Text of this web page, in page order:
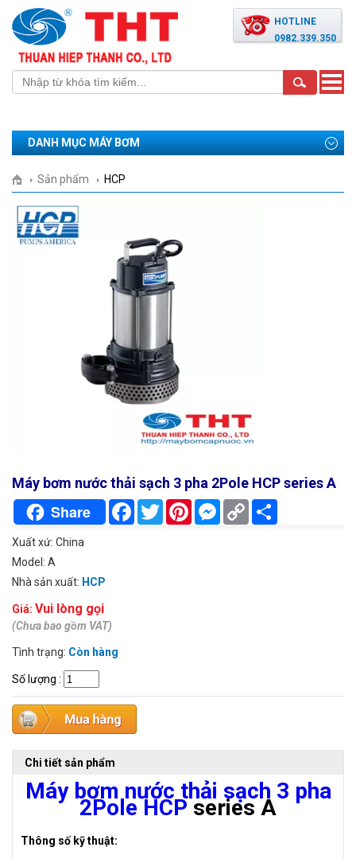
HOTLINE
0982.339.350
Toggle
DANH MỤC MÁY BƠM
Sản phẩm HCP
Máy bơm nước thải sạch 3 pha 2Pole HCP series A
Share FacebookTwitterPinterestMessenger
Copy
Link
Xuất xứ: China
Model: A
Nhà sản xuất: HCP
Giá: Vui lòng gọi
(Chưa bao gồm VAT)
Tình trạng: Còn hàng
Số lượng :
Chi tiết sản phẩm
Máy bơm nước thải sạch 3 pha
2Pole HCP series A
Thông số kỹ thuật: